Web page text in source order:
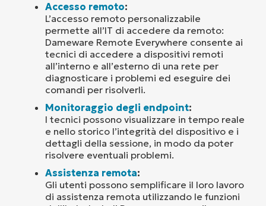
Accesso remoto:
L’accesso remoto personalizzabile
permette all’IT di accedere da remoto:
Dameware Remote Everywhere consente ai
tecnici di accedere a dispositivi remoti
all’interno e all’esterno di una rete per
diagnosticare i problemi ed eseguire dei
comandi per risolverli.
Monitoraggio degli endpoint:
I tecnici possono visualizzare in tempo reale
e nello storico l’integrità del dispositivo e i
dettagli della sessione, in modo da poter
risolvere eventuali problemi.
Assistenza remota:
Gli utenti possono semplificare il loro lavoro
di assistenza remota utilizzando le funzioni